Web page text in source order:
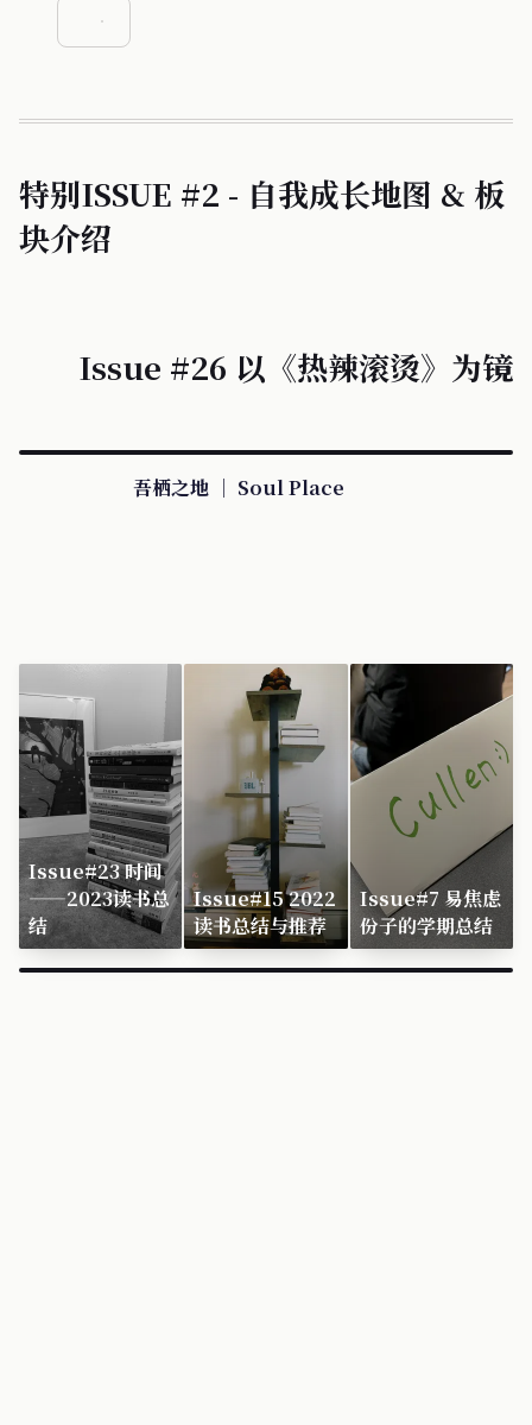
特别ISSUE #2 - 自我成长地图 & 板
块介绍
Issue #26 以《热辣滚烫》为镜
吾栖之地 ｜ Soul Place
Issue#23 时间
——2023读书总
结
Issue#15 2022
读书总结与推荐
Issue#7 易焦虑
份子的学期总结